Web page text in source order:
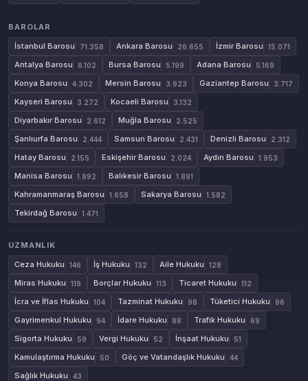
BAROLAR
İstanbul Barosu
71.358 Ankara Barosu 26.655 İzmir Barosu 15.071
Antalya Barosu 6.102 Bursa Barosu 5.199 Adana Barosu 5.169
Konya Barosu 4.302 Mersin Barosu 3.923 Gaziantep Barosu 3.717
Kayseri Barosu 3.272 Kocaeli Barosu 3.132
Diyarbakır Barosu 2.612 Muğla Barosu 2.525
Şanlıurfa Barosu 2.444 Samsun Barosu 2.431 Denizli Barosu 2.312
Hatay Barosu 2.155 Eskişehir Barosu 2.024 Aydın Barosu 1.953
Manisa Barosu 1.892 Balıkesir Barosu 1.891
Kahramanmaraş Barosu 1.658 Sakarya Barosu 1.582
Tekirdağ Barosu 1.471
UZMANLIK
Ceza Hukuku
146 İş Hukuku 132 Aile Hukuku 128
Miras Hukuku 119 Borçlar Hukuku 113 Ticaret Hukuku 112
İcra ve İflas Hukuku 104 Tazminat Hukuku 98 Tüketici Hukuku 96
Gayrimenkul Hukuku 94 İdare Hukuku 88 Trafik Hukuku 69
Sigorta Hukuku 59 Vergi Hukuku 52 İnşaat Hukuku 51
Kamulaştırma Hukuku 50 Göç ve Vatandaşlık Hukuku 44
Sağlık Hukuku 43